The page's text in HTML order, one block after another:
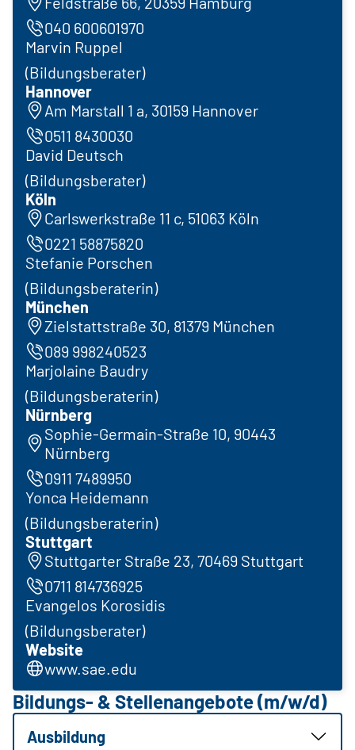
040 600601970
Marvin Ruppel
(Bildungsberater)
Hannover
Am Marstall 1 a, 30159 Hannover
0511 8430030
David Deutsch
(Bildungsberater)
Köln
Carlswerkstraße 11 c, 51063 Köln
0221 58875820
Stefanie Porschen
(Bildungsberaterin)
München
Zielstattstraße 30, 81379 München
089 998240523
Marjolaine Baudry
(Bildungsberaterin)
Nürnberg
Sophie-Germain-Straße 10, 90443
Nürnberg
0911 7489950
Yonca Heidemann
(Bildungsberaterin)
Stuttgart
Stuttgarter Straße 23, 70469 Stuttgart
0711 814736925
Evangelos Korosidis
(Bildungsberater)
Website
www.sae.edu
Bildungs- & Stellenangebote (m/w/d)
Ausbildung